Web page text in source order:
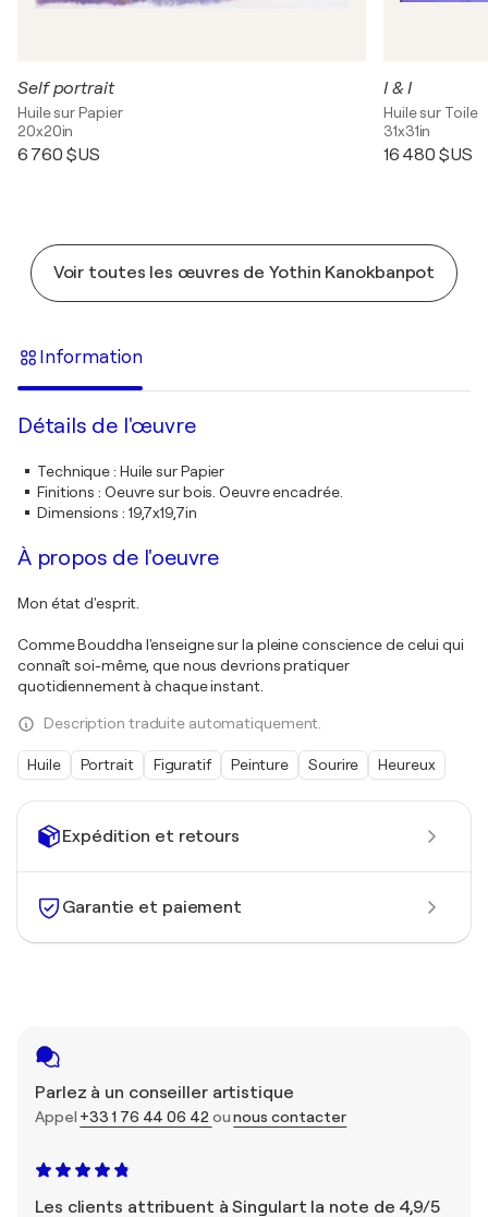
Expédition et retours
Garantie et paiement
Parlez à un conseiller artistique
Appel +33 1 76 44 06 42 ounous contacter
Les clients attribuent à Singulart la note de 4,9/5
Self portrait
Huile sur Papier
20x20in
6 760 $US
I & I
Huile sur Toile
31x31in
16 480 $US
Voir toutes les œuvres de Yothin Kanokbanpot
Information
Détails de l'œuvre
Technique: Huile sur Papier
Finitions : Oeuvre sur bois. Oeuvre encadrée.
Dimensions : 19,7x19,7in
À propos de l'oeuvre
Mon état d'esprit.
Comme Bouddha l'enseigne sur la pleine conscience de celui qui
connaît soi-même, que nous devrions pratiquer
quotidiennement à chaque instant.
Description traduite automatiquement.
Huile Portrait Figuratif Peinture Sourire Heureux